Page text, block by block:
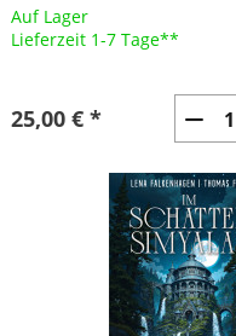
Auf Lager
Lieferzeit 1-7 Tage**
25,00 € *